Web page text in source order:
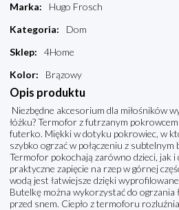
Marka:
Hugo Frosch
Kategoria:
Dom
Sklep:
4Home
Kolor: Brązowy
Opis produktu
Niezbędne akcesorium dla miłośników
łóżku? Termofor z futrzanym
futerko. Miękki w dotyku pokrowiec, w
szybko ogrzać w połączeniu z
Termofor pokochają zarówno dzieci, jak
praktyczne zapięcie na rzep w górnej
wodą jest łatwiejsze dzięki
Butelkę można wykorzystać do ogrzania
przed snem. Ciepło z termoforu